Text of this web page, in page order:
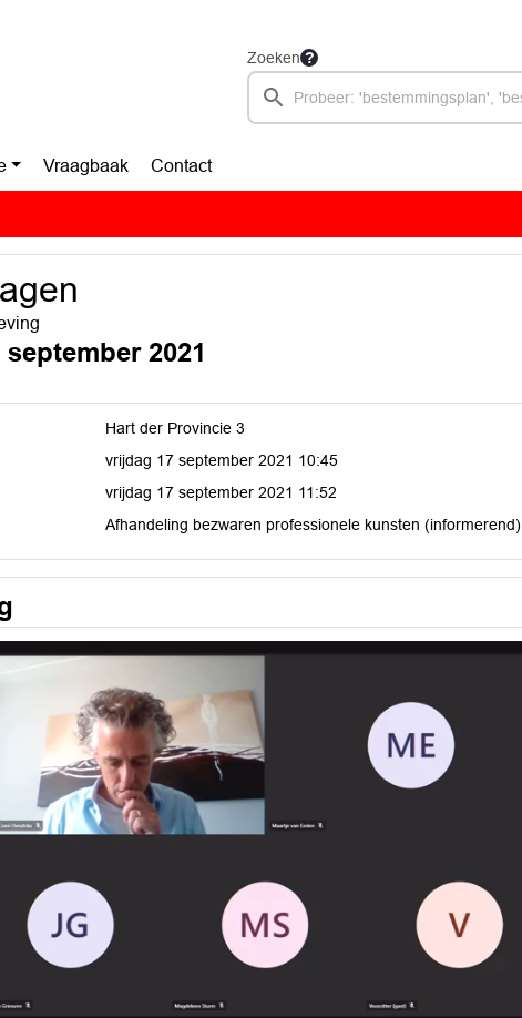
Zoeken
Vraagbaak Contact
2021
Hart der Provincie 3
vrijdag 17 september 2021 10:45
vrijdag 17 september 2021 11:52
Afhandeling bezwaren professionele kunsten (informerend)